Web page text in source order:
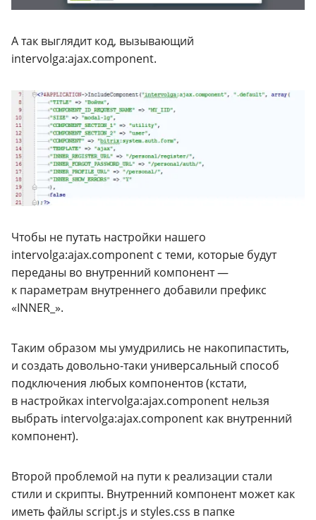
А так выглядит код, вызывающий
intervolga:ajax.component.
Чтобы не путать настройки нашего
intervolga:ajax.component с теми, которые будут
переданы во внутренний компонент —
к параметрам внутреннего добавили префикс
«INNER_».
Таким образом мы умудрились не накопипастить,
и создатьдовольно-таки универсальный способ
подключения любых компонентов (кстати,
в настройках intervolga:ajax.component нельзя
выбрать intervolga:ajax.component как внутренний
компонент).
Второй проблемой на пути к реализации стали
стили и скрипты. Внутренний компонент может как
иметь файлы script.js и styles.css в папке